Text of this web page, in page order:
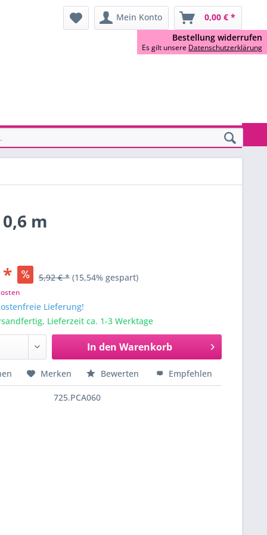
Mein Konto 0,00 € *
m
* 5,92 € * (15,54% gespart)
Lieferung!
Lieferzeit ca. 1-3 Werktage
In den Warenkorb
Merken Bewerten Empfehlen
725.PCA060
Bestellung widerrufen
Es gilt unsere Datenschutzerklärung